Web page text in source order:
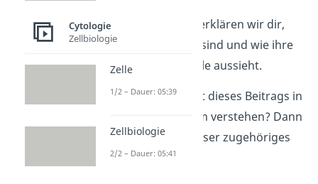
In diesem Beitrag erklären wir dir,
was die
sind und wie ihre
Funktion in der Zelle aussieht.
Du willst den Inhalt dieses Beitrags in
audiovisueller Form verstehen? Dann
schau dir gerne unser zugehöriges
Videoan!
Cytologie
Zellbiologie
Zelle
1/2 – Dauer: 05:39
Zellbiologie
2/2 – Dauer: 05:41